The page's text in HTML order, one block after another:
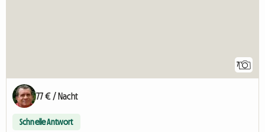
7
77 € / Nacht
Schnelle Antwort